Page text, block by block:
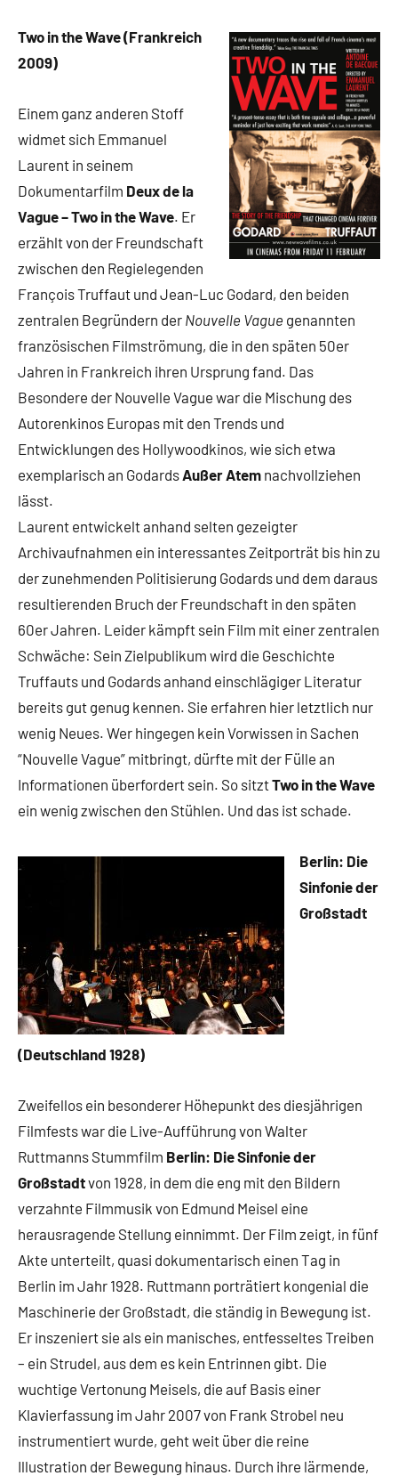
Two in the Wave (Frankreich
2009)
Einem ganz anderen Stoff
widmet sich Emmanuel
Laurent in seinem
Dokumentarfilm Deux de la
Vague – Two in the Wave. Er
erzählt von der Freundschaft
zwischen den Regielegenden
François Truffaut und Jean-Luc Godard, den beiden
zentralen Begründern der Nouvelle Vague genannten
französischen Filmströmung, die in den späten 50er
Jahren in Frankreich ihren Ursprung fand. Das
Besondere der Nouvelle Vague war die Mischung des
Autorenkinos Europas mit den Trends und
Entwicklungen des Hollywoodkinos, wie sich etwa
exemplarisch an GodardsAußer Atem nachvollziehen
lässt.
Laurent entwickelt anhand selten gezeigter
Archivaufnahmen ein interessantes Zeitporträt bis hin zu
der zunehmenden Politisierung Godards und dem daraus
resultierenden Bruch der Freundschaft in den späten
60er Jahren. Leider kämpft sein Film mit einer zentralen
Schwäche: Sein Zielpublikum wird die Geschichte
Truffauts und Godards anhand einschlägiger Literatur
bereits gut genug kennen. Sie erfahren hier letztlich nur
wenig Neues. Wer hingegen kein Vorwissen in Sachen
“Nouvelle Vague” mitbringt, dürfte mit der Fülle an
Informationen überfordert sein. So sitztTwo in the Wave
ein wenig zwischen den Stühlen. Und das ist schade.
Berlin: Die
Sinfonie der
Großstadt
(Deutschland 1928)
Zweifellos ein besonderer Höhepunkt des diesjährigen
Filmfests war die Live-Aufführung von Walter
Ruttmanns Stummfilm Berlin: Die Sinfonie der
Großstadtvon 1928, in dem die eng mit den Bildern
verzahnte Filmmusik von Edmund Meisel eine
herausragende Stellung einnimmt. Der Film zeigt, in fünf
Akte unterteilt, quasi dokumentarisch einen Tag in
Berlin im Jahr 1928. Ruttmann porträtiert kongenial die
Maschinerie der Großstadt, die ständig in Bewegung ist.
Er inszeniert sie als ein manisches, entfesseltes Treiben
– ein Strudel, aus dem es kein Entrinnen gibt. Die
wuchtige Vertonung Meisels, die auf Basis einer
Klavierfassung im Jahr 2007 von Frank Strobel neu
instrumentiert wurde, geht weit über die reine
Illustration der Bewegung hinaus. Durch ihre lärmende,